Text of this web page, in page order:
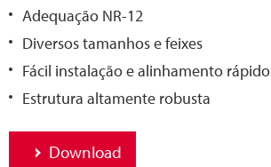
Adequação NR-12
Diversos tamanhos e feixes
Fácil instalação e alinhamento rápido
Estrutura altamente robusta
Download